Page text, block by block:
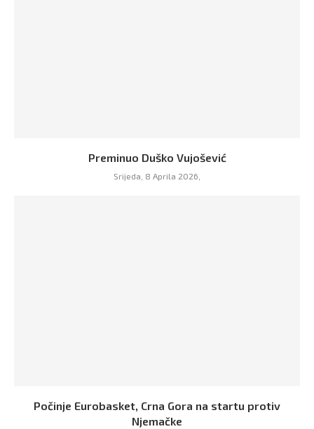
Preminuo Duško Vujošević
Srijeda, 8 Aprila 2026,
Počinje Eurobasket, Crna Gora na startu protiv
Njemačke